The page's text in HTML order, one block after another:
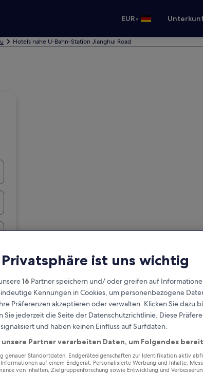
EUR•
Hotels nahe U-Bahn-Station Jianghui Road
Verdiene Prämien für jede
wahrgenommene Übernachtung
ist uns wichtig
16 Partner speichern und/ oder greifen auf
Kennungen in Cookies, um personenbezogene
Präferenzen akzeptieren oder verwalten. Klicken Sie dazu
Sie jederzeit die Seite der Datenschutzrichtlinie. Diese
und haben keinen Einfluss auf Surfdaten.
Partner verarbeiten Daten, um Folgendes
genauer Standortdaten. Endgeräteeigenschaften zur Identifikation aktiv
auf einem Endgerät. Personalisierte Werbung und Inhalte,
von Inhalten, Zielgruppenforschung sowie Entwicklung und